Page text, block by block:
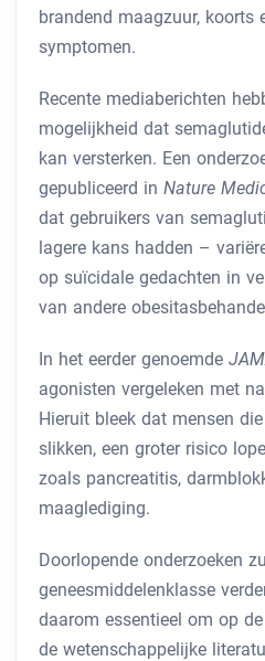
brandend maagzuur, koorts
symptomen.
Recente mediaberichten
mogelijkheid dat
kan versterken. Een
gepubliceerd in Nature
dat gebruikers van
lagere kans hadden –
op suïcidale gedachten in
van andere
In het eerder genoemde
agonisten vergeleken met
Hieruit bleek dat mensen
slikken, een groter risico
zoals pancreatitis,
maaglediging.
Doorlopende onderzoeken
geneesmiddelenklasse
daarom essentieel om op
de wetenschappelijke